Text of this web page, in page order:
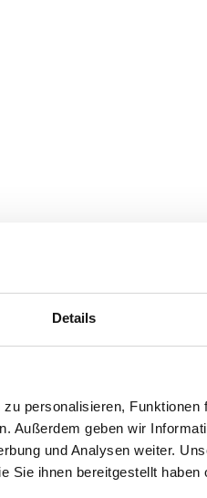
Details
personalisieren,
Außerdem geben wir
und Analysen weiter.
Sie ihnen bereitgestellt
while loadingjobninja.com